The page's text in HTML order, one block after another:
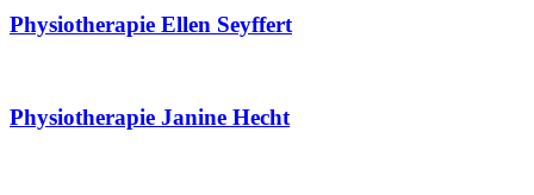
Physiotherapie Ellen Seyffert
Physiotherapie Janine Hecht